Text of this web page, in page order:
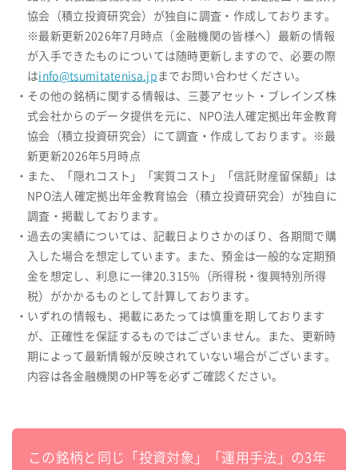
協会（積立投資研究会）が独自に調査・作成しております。
※最新更新2026年7月時点（金融機関の皆様へ）最新の情報
が入手できたものについては随時更新しますので、必要の際
はinfo@tsumitatenisa.jp までお問い合わせください。
・その他の銘柄に関する情報は、三菱アセット・ブレインズ株
式会社からのデータ提供を元に、NPO法人確定拠出年金教育
協会（積立投資研究会）にて調査・作成しております。※最
新更新2026年5月時点
・また、「隠れコスト」「実質コスト」「信託財産留保額」は
NPO法人確定拠出年金教育協会（積立投資研究会）が独自に
調査・掲載しております。
・過去の実績については、記載日よりさかのぼり、各期間で購
入した場合を想定しています。また、預金は一般的な定期預
金を想定し、利息に一律20.315%（所得税・復興特別所得
税）がかかるものとして計算しております。
・いずれの情報も、掲載にあたっては慎重を期しております
が、正確性を保証するものではございません。また、更新時
期によって最新情報が反映されていない場合がございます。
内容は各金融機関のHP等を必ずご確認ください。
この銘柄と同じ「投資対象」「運用手法」の3年